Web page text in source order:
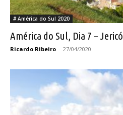
# América do Sul 2020
América do Sul, Dia 7 – Jericó
Ricardo Ribeiro - 27/04/2020